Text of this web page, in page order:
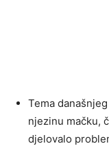
Tema
njezinu mačku,
djelovalo